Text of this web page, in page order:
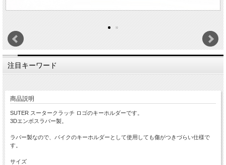
注目キーワード
商品説明
SUTER スータークラッチ ロゴのキーホルダーです。
3Dエンボスラバー製。
ラバー製なので、バイクのキーホルダーとして使用しても傷がつきづらい仕様で
す。
サイズ